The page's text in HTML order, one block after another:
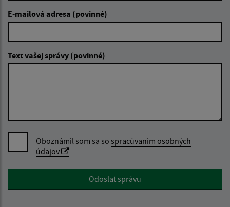
E-mailová adresa (povinné)
Text vašej správy (povinné)
Oboznámil som sa so spracúvaním osobných
údajov
Google reCaptcha ResponseOdoslať správu